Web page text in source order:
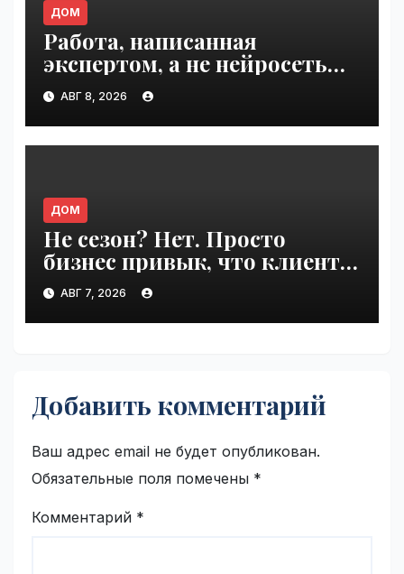
ДОМ
Работа, написанная
экспертом, а не нейросетью |
VseTime.ru
АВГ 8, 2026
ДОМ
Не сезон? Нет. Просто
бизнес привык, что клиенты
сами приходят | VseTime.ru
АВГ 7, 2026
Добавить комментарий
Ваш адрес email не будет опубликован.
Обязательные поля помечены *
Комментарий *